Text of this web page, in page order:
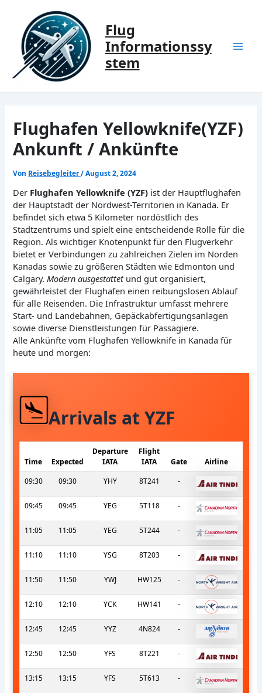
springen
Flug
Informationssy
stem
Flughafen Yellowknife(YZF)
Ankunft / Ankünfte
Von Reisebegleiter/August 2, 2024
Der Flughafen Yellowknife (YZF) ist der Hauptflughafen
der Hauptstadt der Nordwest-Territorien in Kanada. Er
befindet sich etwa 5 Kilometer nordöstlich des
Stadtzentrums und spielt eine entscheidende Rolle für die
Region. Als wichtiger Knotenpunkt für den Flugverkehr
bietet er Verbindungen zu zahlreichen Zielen im Norden
Kanadas sowie zu größeren Städten wie Edmonton und
Calgary.Modern ausgestattetund gut organisiert,
gewährleistet der Flughafen einen reibungslosen Ablauf
für alle Reisenden. Die Infrastruktur umfasst mehrere
Start- und Landebahnen, Gepäckabfertigungsanlagen
sowie diverse Dienstleistungen für Passagiere.
Alle Ankünfte vom Flughafen Yellowknife in Kanada für
heute und morgen:
Arrivals at YZF
Time Expected
Departure
IATA
Flight
IATA
Gate
Airline
09:30
09:30 YHY 8T241 -
09:45 09:45 YEG 5T118 -
11:05 11:05 YEG 5T244 -
11:10 11:10 YSG 8T203 -
11:50 11:50 YWJ HW125 -
12:10 12:10 YCK HW141 -
12:45 12:45 YYZ 4N824 -
12:50 12:50 YFS 8T221 -
13:15 13:15 YFS 5T613 -